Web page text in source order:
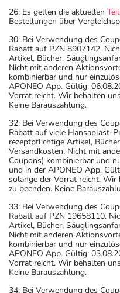
26: Es gelten die aktuellen
Bestellungen über
30: Bei Verwendung des
Rabatt auf PZN 8907142.
Artikel, Bücher,
Nicht mit anderen
kombinierbar und nur
APONEO App. Gültig:
Vorrat reicht. Wir behalten
Keine Barauszahlung.
32: Bei Verwendung des
Rabatt auf viele Hansaplast-
rezeptpflichtige Artikel,
Versandkosten. Nicht mit
Coupons) kombinierbar und
und in der APONEO App.
solange der Vorrat reicht.
zu beenden. Keine
33: Bei Verwendung des
Rabatt auf PZN 19658110.
Artikel, Bücher,
Nicht mit anderen
kombinierbar und nur
APONEO App. Gültig:
Vorrat reicht. Wir behalten
Keine Barauszahlung.
34: Bei Verwendung des